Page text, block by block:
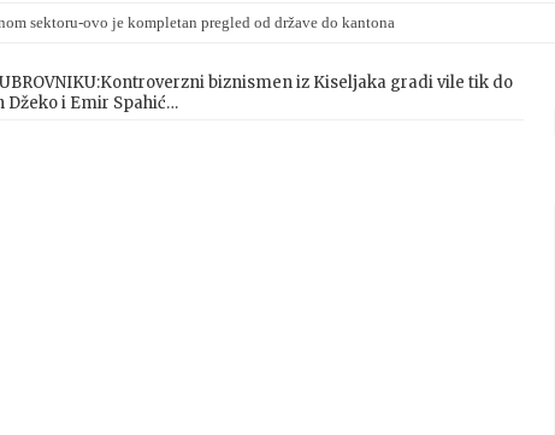
sektoru-ovo je kompletan pregled od države do kantona
biznismen iz Kiseljaka gradi vile tik do
i Emir Spahić…